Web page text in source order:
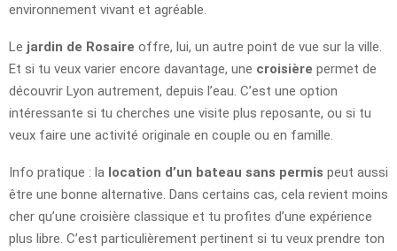
environnement vivant et agréable.
Le jardin de Rosaire offre, lui, un autre point de vue sur la ville.
Et si tu veux varier encore davantage, une croisière permet de
découvrir Lyon autrement, depuis l’eau. C’est une option
intéressante si tu cherches une visite plus reposante, ou si tu
veux faire une activité originale en couple ou en famille.
Info pratique : la location d’un bateau sans permis peut aussi
être une bonne alternative. Dans certains cas, cela revient moins
cher qu’une croisière classique et tu profites d’une expérience
plus libre. C’est particulièrement pertinent si tu veux prendre ton